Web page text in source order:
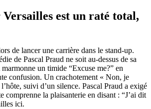
Versailles est un raté total,
de lancer une carrière dans le stand-up.
de Pascal Praud ne soit au-dessus de sa
un timide “Excuse me?” en
confusion. Un crachotement « Non, je
suivi d’un silence. Pascal Praud a exigé
comprenne la plaisanterie en disant : “J’ai dit
ici.